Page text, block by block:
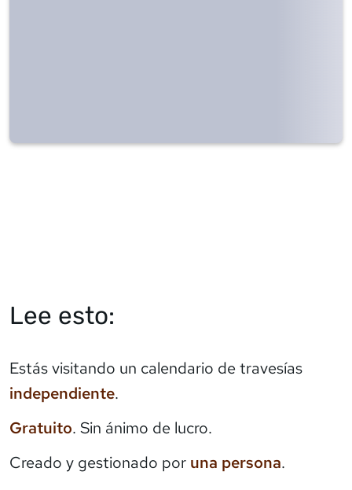
Lee esto:
Estás visitando un calendario de travesías
independiente.
Gratuito. Sin ánimo de lucro.
Creado y gestionado por una persona.